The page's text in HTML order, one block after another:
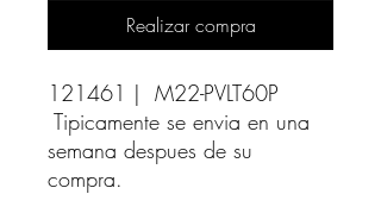
Realizar compra
121461 |  M22-PVLT60P
Tipicamente se envia en una
semana despues de su
compra.